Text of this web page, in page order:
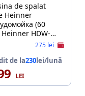
de spalat
(60
HDW-
14
|
drying
Белый
275 lei
de la230lei/lună